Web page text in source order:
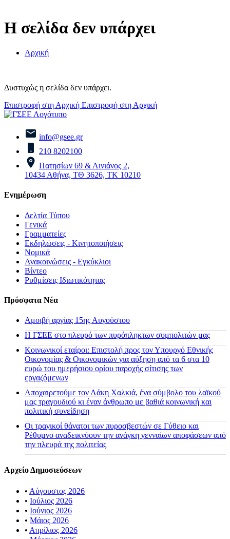
Η σελίδα δεν υπάρχει
Αρχική
Δυστυχώς η σελίδα δεν υπάρχει.
Επιστροφή στη Αρχική Επιστροφή στη Αρχική
info@gsee.gr
210 8202100
Πατησίων 69 & Αινιάνος 2,
10434 Αθήνα, ΤΘ 3626, ΤΚ 10210
Ενημέρωση
Δελτία Τύπου
Γενικά
Γραμματείες
Εκδηλώσεις - Κινητοποιήσεις
Νομικά
Ανακοινώσεις - Εγκύκλιοι
Βίντεο
Ρυθμίσεις Ιδιωτικότητας
Πρόσφατα Νέα
Αμοιβή αργίας 15ης Αυγούστου
H ΓΣΕΕ στο πλευρό των πυρόπληκτων συμπολιτών μας
Κοινωνικοί εταίροι: Επιστολή προς τον Υπουργό Εθνικής
Οικονομίας & Οικονομικών για αύξηση από τα 6 στα 10
ευρώ του ημερήσιου ορίου παροχής σίτισης των
εργαζόμενων
Αποχαιρετούμε τον Λάκη Χαλκιά, ένα σύμβολο του λαϊκού
μας τραγουδιού κι έναν άνθρωπο με βαθιά κοινωνική και
πολιτική συνείδηση
Οι τραγικοί θάνατοι των πυροσβεστών σε Γύθειο και
Ρέθυμνο αναδεικνύουν την ανάγκη γενναίων αποφάσεων από
την πλευρά της πολιτείας
Αρχείο Δημοσιεύσεων
• Αύγουστος 2026
• Ιούλιος 2026
• Ιούνιος 2026
• Μάιος 2026
• Απρίλιος 2026